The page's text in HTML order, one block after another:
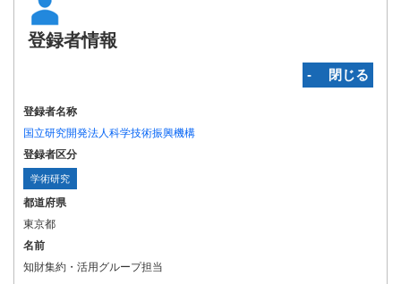
登録者情報
‐ 閉じる
登録者名称
国立研究開発法人科学技術振興機構
登録者区分
学術研究
都道府県
東京都
名前
知財集約・活用グループ担当